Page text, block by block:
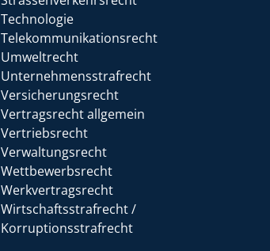
Technologie
Telekommunikationsrecht
Umweltrecht
Unternehmensstrafrecht
Versicherungsrecht
Vertragsrecht allgemein
Vertriebsrecht
Verwaltungsrecht
Wettbewerbsrecht
Werkvertragsrecht
Wirtschaftsstrafrecht /
Korruptionsstrafrecht